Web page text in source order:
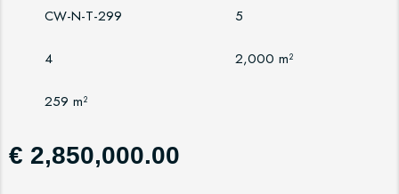
CW-N-T-299 5
4 2,000 m²
259 m²
€ 2,850,000.00